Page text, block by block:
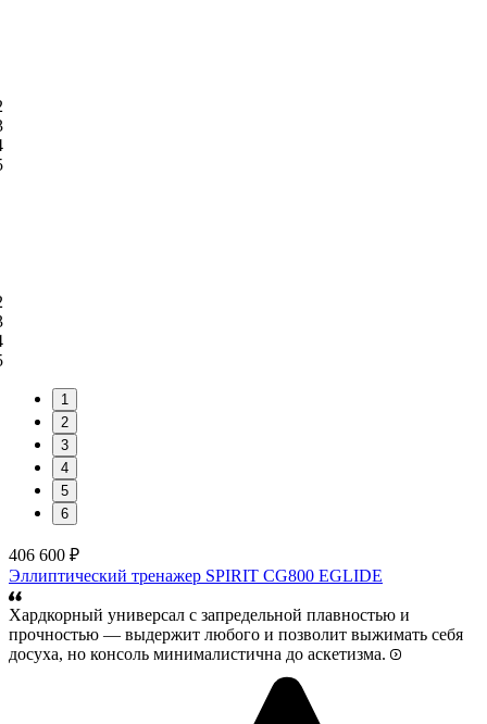
1
2
3
4
5
6
406 600 ₽
Эллиптический тренажер SPIRIT CG800 EGLIDE
Хардкорный универсал с запредельной плавностью и
прочностью — выдержит любого и позволит выжимать себя
досуха, но консоль минималистична до аскетизма.